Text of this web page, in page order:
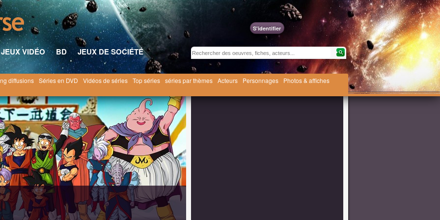
S'identifier
JEUX VIDÉO BD
JEUX DE SOCIÉTÉ
diffusions Séries en DVD Vidéos de séries Top séries séries par thèmes Acteurs Personnages
Photos & affiches
animées